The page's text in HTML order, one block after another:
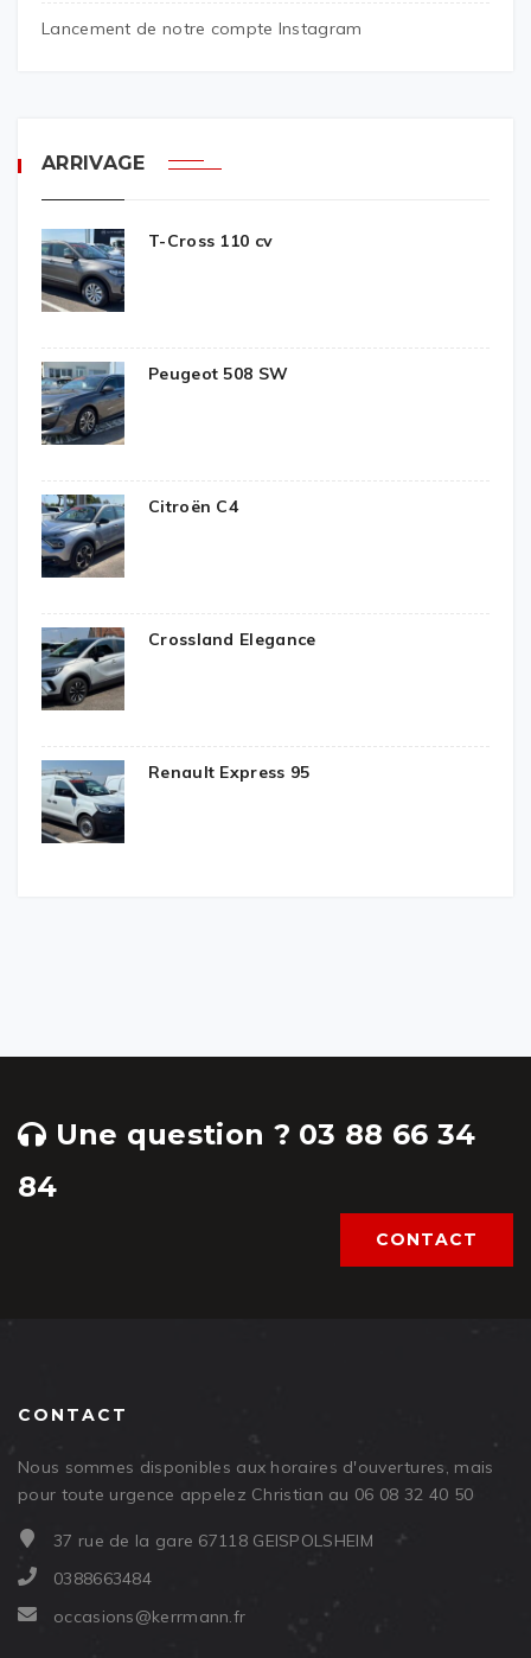
Lancement de notre compte Instagram
ARRIVAGE
T-Cross 110 cv
Peugeot 508 SW
Citroën C4
Crossland Elegance
Renault Express 95
Une question ? 03 88 66 34
84
CONTACT
CONTACT
Nous sommes disponibles aux horaires d'ouvertures, mais
pour toute urgence appelez Christian au 06 08 32 40 50
37 rue de la gare 67118 GEISPOLSHEIM
0388663484
occasions@kerrmann.fr